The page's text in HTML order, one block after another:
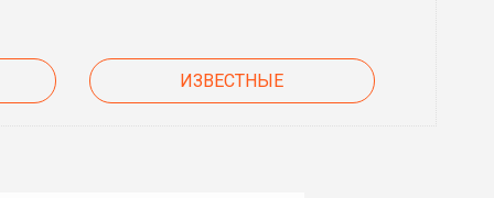
ИЗВЕСТНЫЕ